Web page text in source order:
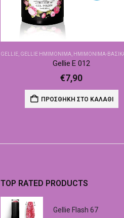
GELLIE, GELLIE ΗΜΙΜΌΝΙΜΑ, ΗΜΙΜΌΝΙΜΑ-ΒΑΣΙΚΆ
Gellie E 012
€7,90
ΠΡΟΣΘΉΚΗ ΣΤΟ ΚΑΛΆΘΙ
TOP RATED PRODUCTS
Gellie Flash 67